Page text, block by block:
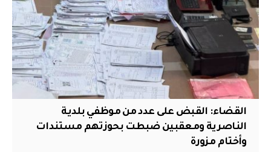
القضاء: القبض على عدد من موظفي بلدية
الناصرية ومعقبين ضبطت بحوزتهم مستندات
وأختام مزورة